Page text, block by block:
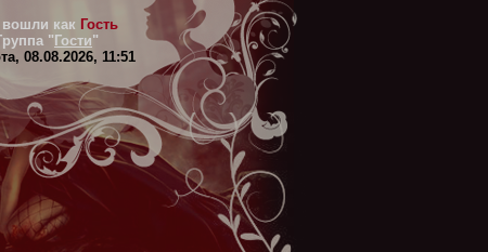
как Гость
" Гости"
08.08.2026, 11:51